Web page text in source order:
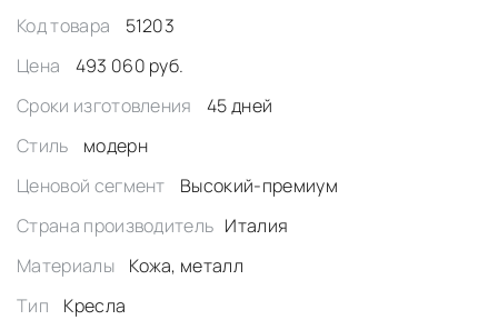
Код товара
51203
Цена
493 060 руб.
Сроки изготовления
45 дней
Стиль
модерн
Ценовой сегмент
Высокий-премиум
Страна производитель Италия
Материалы
Кожа, металл
Тип
Кресла